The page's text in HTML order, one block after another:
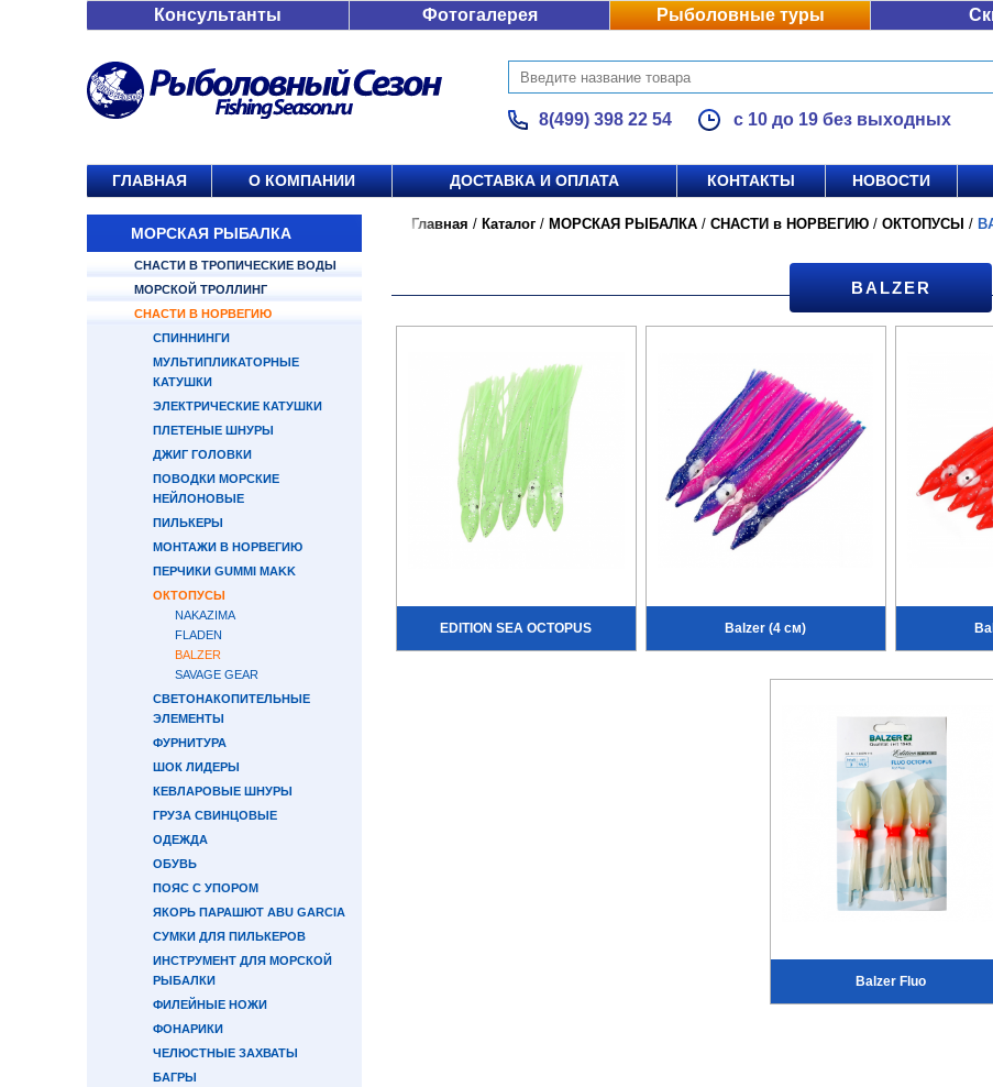
Консультанты Фотогалерея Рыболовные туры
8(499) 398 22 54 с 10 до 19 без выходных
ГЛАВНАЯ О КОМПАНИИ ДОСТАВКА И ОПЛАТА КОНТАКТЫ НОВОСТИ
МОРСКАЯ РЫБАЛКА
СНАСТИ В ТРОПИЧЕСКИЕ ВОДЫ
МОРСКОЙ ТРОЛЛИНГ
СНАСТИ В НОРВЕГИЮ
СПИННИНГИ
МУЛЬТИПЛИКАТОРНЫЕ
КАТУШКИ
ЭЛЕКТРИЧЕСКИЕ КАТУШКИ
ПЛЕТЕНЫЕ ШНУРЫ
ДЖИГ ГОЛОВКИ
ПОВОДКИ МОРСКИЕ
НЕЙЛОНОВЫЕ
ПИЛЬКЕРЫ
МОНТАЖИ В НОРВЕГИЮ
ПЕРЧИКИ GUMMI MAKK
ОКТОПУСЫ
NAKAZIMA
FLADEN
BALZER
SAVAGE GEAR
СВЕТОНАКОПИТЕЛЬНЫЕ
ЭЛЕМЕНТЫ
ФУРНИТУРА
ШОК ЛИДЕРЫ
КЕВЛАРОВЫЕ ШНУРЫ
ГРУЗА СВИНЦОВЫЕ
ОДЕЖДА
ОБУВЬ
ПОЯС С УПОРОМ
ЯКОРЬ ПАРАШЮТ ABU GARCIA
СУМКИ ДЛЯ ПИЛЬКЕРОВ
ИНСТРУМЕНТ ДЛЯ МОРСКОЙ
РЫБАЛКИ
ФИЛЕЙНЫЕ НОЖИ
ФОНАРИКИ
ЧЕЛЮСТНЫЕ ЗАХВАТЫ
БАГРЫ
Главная / Каталог / МОРСКАЯ РЫБАЛКА / СНАСТИ в НОРВЕГИЮ / ОКТОПУСЫ /
BALZER
EDITION SEA OCTOPUS Balzer (4 см)
Balzer Fluo